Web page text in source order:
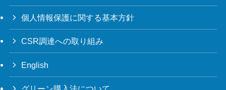
個人情報保護に関する基本方針
CSR調達への取り組み
English